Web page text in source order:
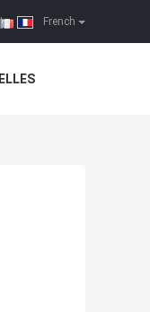
French
|